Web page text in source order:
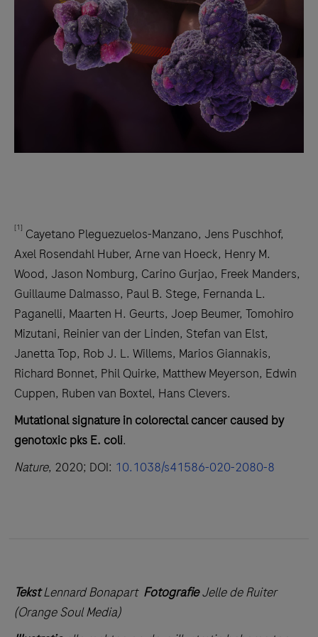
[1] Cayetano Pleguezuelos-Manzano, Jens Puschhof,
Axel Rosendahl Huber, Arne van Hoeck, Henry M.
Wood, Jason Nomburg, Carino Gurjao, Freek Manders,
Guillaume Dalmasso, Paul B. Stege, Fernanda L.
Paganelli, Maarten H. Geurts, Joep Beumer, Tomohiro
Mizutani, Reinier van der Linden, Stefan van Elst,
Janetta Top, Rob J. L. Willems, Marios Giannakis,
Richard Bonnet, Phil Quirke, Matthew Meyerson, Edwin
Cuppen, Ruben van Boxtel, Hans Clevers.
Mutational signature in colorectal cancer caused by
genotoxic pks E. coli.
Nature, 2020; DOI: 10.1038/s41586-020-2080-8
TekstLennard Bonapart FotografieJelle de Ruiter
(Orange Soul Media)